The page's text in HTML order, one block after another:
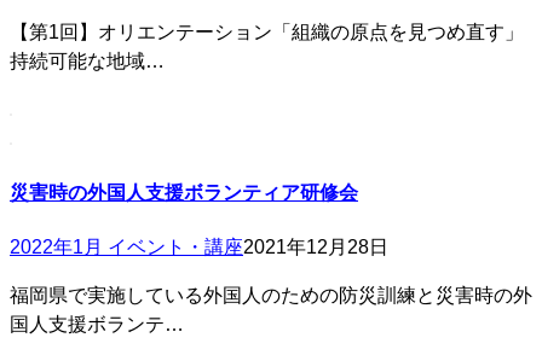
【第1回】オリエンテーション「組織の原点を見つめ直す」
持続可能な地域…
災害時の外国人支援ボランティア研修会
2022年1月 イベント・講座2021年12月28日
福岡県で実施している外国人のための防災訓練と災害時の外
国人支援ボランテ…